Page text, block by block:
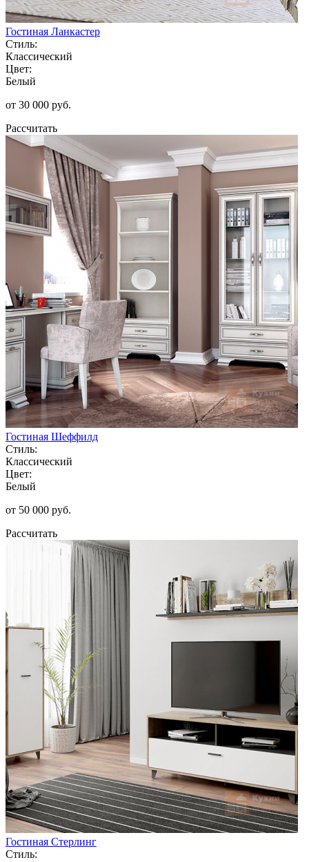
Гостиная Ланкастер
Стиль:
Классический
Цвет:
Белый
от 30 000 руб.
Рассчитать
Гостиная Шеффилд
Стиль:
Классический
Цвет:
Белый
от 50 000 руб.
Рассчитать
Гостиная Стерлинг
Стиль: